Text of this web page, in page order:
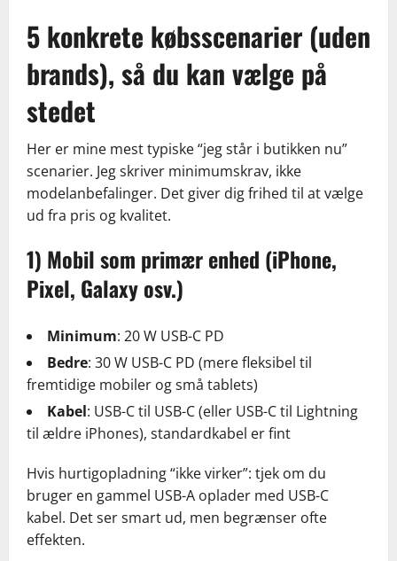
5 konkrete købsscenarier (uden
brands), så du kan vælge på
stedet
Her er mine mest typiske “jeg står i butikken nu”
scenarier. Jeg skriver minimumskrav, ikke
modelanbefalinger. Det giver dig frihed til at vælge
ud fra pris og kvalitet.
1) Mobil som primær enhed (iPhone,
Pixel, Galaxy osv.)
Minimum: 20 W USB-C PD
Bedre: 30 W USB-C PD (mere fleksibel til
fremtidige mobiler og små tablets)
Kabel: USB-C til USB-C (eller USB-C til Lightning
til ældre iPhones), standardkabel er fint
Hvis hurtigopladning “ikke virker”: tjek om du
bruger en gammel USB-A oplader med USB-C
kabel. Det ser smart ud, men begrænser ofte
effekten.